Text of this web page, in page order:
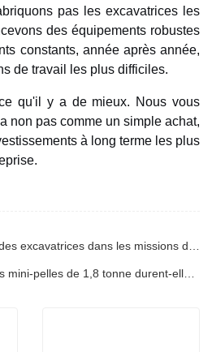
pas les excavatrices les
des équipements robustes
constants, année après année,
de travail les plus difficiles.
qu'il y a de mieux. Nous vous
non pas comme un simple achat,
à long terme les plus
Précédent : Le rôle crucial des excavatrices dans les missions d'intervention d'urgence
Suivant : Pourquoi certaines mini-pelles de 1,8 tonne durent-elles plus de 5 ans alors que d'autres nécessitent une révision complète en seulement 1 an ?